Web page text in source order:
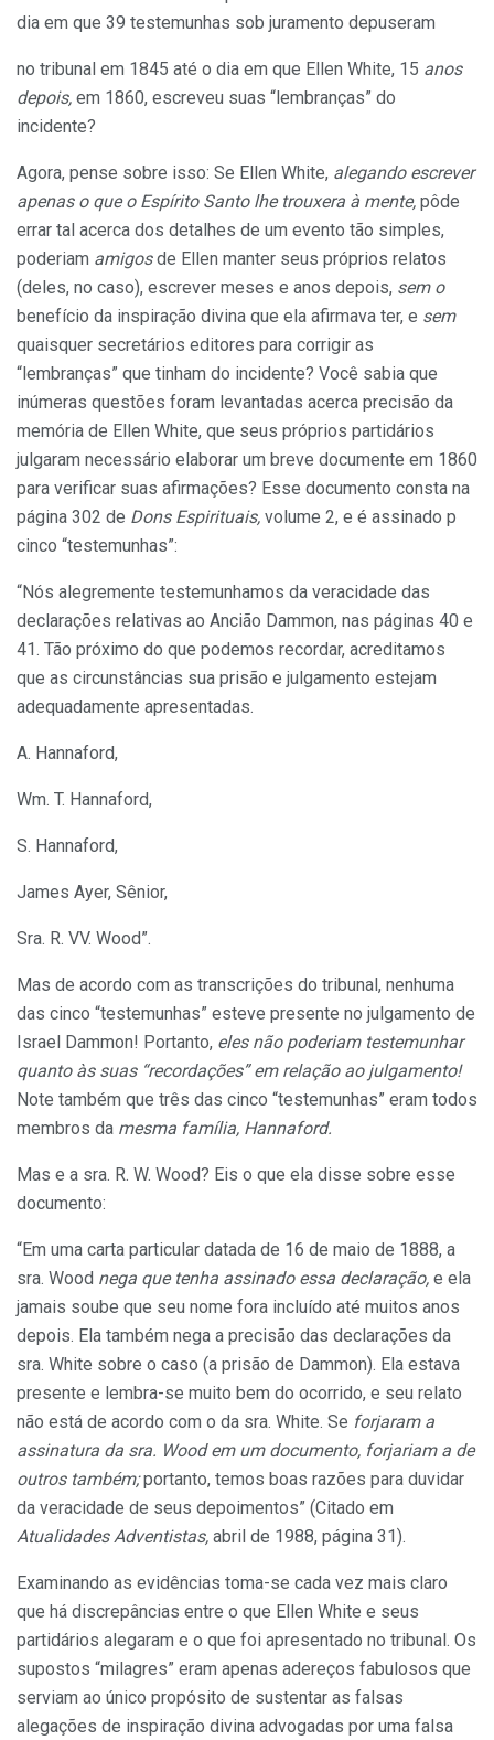
dia em que 39 testemunhas sob juramento depuseram
no tribunal em 1845 até o dia em que Ellen White, 15 anos
depois, em 1860, escreveu suas “lembranças” do
incidente?
Agora, pense sobre isso: Se Ellen White, alegando escrever
apenas o que o Espírito Santo lhe trouxera à mente, pôde
errar tal acerca dos detalhes de um evento tão simples,
poderiam amigosde Ellen manter seus próprios relatos
(deles, no caso), escrever meses e anos depois, sem o
benefício da inspiração divina que ela afirmava ter, e sem
quaisquer secretários editores para corrigir as
“lembranças” que tinham do incidente? Você sabia que
inúmeras questões foram levantadas acerca precisão da
memória de Ellen White, que seus próprios partidários
julgaram necessário elaborar um breve documente em 1860
para verificar suas afirmações? Esse documento consta na
página 302 de Dons Espirituais, volume 2, e é assinado p
cinco “testemunhas”:
“Nós alegremente testemunhamos da veracidade das
declarações relativas ao Ancião Dammon, nas páginas 40 e
41. Tão próximo do que podemos recordar, acreditamos
que as circunstâncias sua prisão e julgamento estejam
adequadamente apresentadas.
A. Hannaford,
Wm. T. Hannaford,
S. Hannaford,
James Ayer, Sênior,
Sra. R. VV. Wood”.
Mas de acordo com as transcrições do tribunal, nenhuma
das cinco “testemunhas” esteve presente no julgamento de
Israel Dammon! Portanto, eles não poderiam testemunhar
quanto às suas “recordações” em relação ao julgamento!
Note também que três das cinco “testemunhas” eram todos
membros da mesma família, Hannaford.
Mas e a sra. R. W. Wood? Eis o que ela disse sobre esse
documento:
“Em uma carta particular datada de 16 de maio de 1888, a
sra. Wood nega que tenha assinado essa declaração, e ela
jamais soube que seu nome fora incluído até muitos anos
depois. Ela também nega a precisão das declarações da
sra. White sobre o caso (a prisão de Dammon). Ela estava
presente e lembra-se muito bem do ocorrido, e seu relato
não está de acordo com o da sra. White. Se forjaram a
assinatura da sra. Wood em um documento, forjariam a de
outros também;portanto, temos boas razões para duvidar
da veracidade de seus depoimentos” (Citado em
Atualidades Adventistas, abril de 1988, página 31).
Examinando as evidências toma-se cada vez mais claro
que há discrepâncias entre o que Ellen White e seus
partidários alegaram e o que foi apresentado no tribunal. Os
supostos “milagres” eram apenas adereços fabulosos que
serviam ao único propósito de sustentar as falsas
alegações de inspiração divina advogadas por uma falsa